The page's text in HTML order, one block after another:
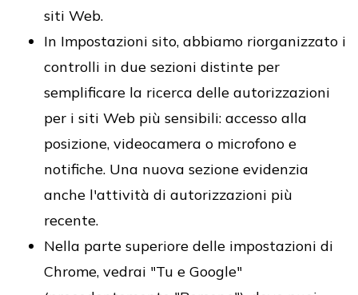
siti Web.
In Impostazioni sito, abbiamo riorganizzato i
controlli in due sezioni distinte per
semplificare la ricerca delle autorizzazioni
per i siti Web più sensibili: accesso alla
posizione, videocamera o microfono e
notifiche. Una nuova sezione evidenzia
anche l'attività di autorizzazioni più
recente.
Nella parte superiore delle impostazioni di
Chrome, vedrai "Tu e Google"